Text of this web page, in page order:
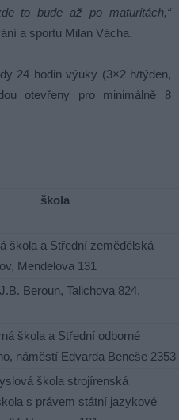
to bude až po maturitách,“
a sportu Milan Vácha.
24 hodin výuky (3×2 h/týden,
otevřeny pro minimálně 8
škola
škola a Střední zemědělská
Mendelova 131
Beroun, Talichova 824,
škola a Střední odborné
náměstí Edvarda Beneše 2353
škola strojírenská
s právem státní jazykové